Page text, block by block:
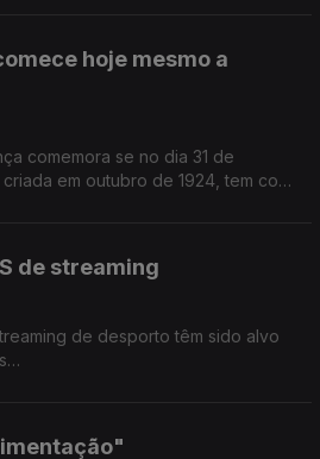
hoje mesmo a
comemora se no dia 31 de
em outubro de 1924, tem como
de streaming
de desporto têm sido alvo
com uma fidelização de 12 meses,